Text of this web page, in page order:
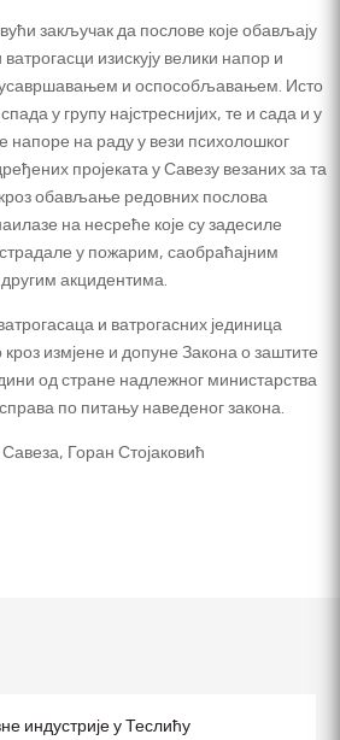
закључак да послове које обављају
изискују велики напор и
и оспособљавањем. Исто
у групу најстреснијих, те и сада и у
напоре на раду у вези психолошког
пројеката у Савезу везаних за та
обављање редовних послова
на несреће које су задесиле
у пожарим, саобраћајним
акцидентима.
и ватрогасних јединица
измјене и допуне Закона о заштите
од стране надлежног министарства
по питању наведеног закона.
Горан Стојаковић
индустрије у Теслићу